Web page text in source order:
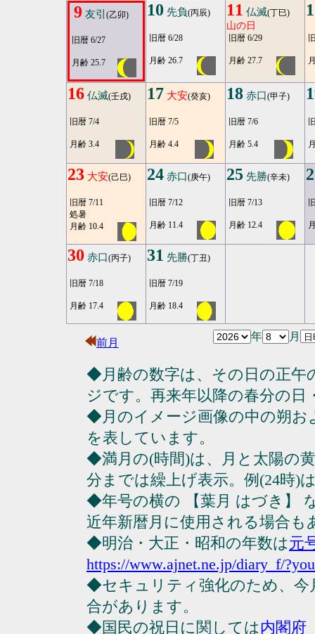
9 友引 (乙卯)
旧暦 6/27
月齢 25.7
10 先負(丙辰)
旧暦 6/28
月齢 26.7
11 仏滅(丁巳)
山の日
旧暦 6/29
月齢 27.7
16 仏滅(壬戌)
旧暦 7/4
月齢 3.4
17 大安(癸亥)
旧暦 7/5
月齢 4.4
18 赤口(甲子)
旧暦 7/6
月齢 5.4
23 大安(己巳)
旧暦 7/11
処暑
月齢 10.4
24 赤口(庚午)
旧暦 7/12
月齢 11.4
25 先勝(辛未)
旧暦 7/13
月齢 12.4
30 赤口(丙子)
旧暦 7/18
月齢 17.4
31 先勝(丁丑)
旧暦 7/19
月齢 18.4
前月
年 月
◆月齢の数字は、その日の正午
ジです。再来年以降の春分の日
◆月のイメージ画像の中の朔
を表しています。
◆満月の(時間)は、月と太陽の
分までは繰上げ表示。例(24時)
◆年号の横の 【葉月 はづき】
近年新暦月に使用される場合も
◆明治・大正・昭和の年数は元
https://www.ajnet.ne.jp/diary_f/
◆セキュリティ強化のため、今
合があります。
◆国民の祝日に関しては内閣府